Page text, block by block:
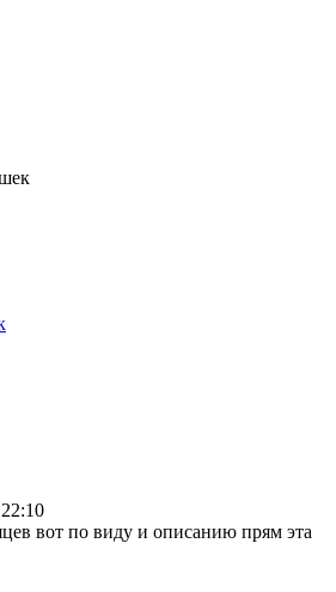
вот по виду и описанию прям эта